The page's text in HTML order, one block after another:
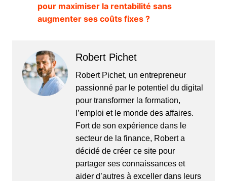
pour maximiser la rentabilité sans
augmenter ses coûts fixes ?
Robert Pichet
Robert Pichet, un entrepreneur
passionné par le potentiel du digital
pour transformer la formation,
l’emploi et le monde des affaires.
Fort de son expérience dans le
secteur de la finance, Robert a
décidé de créer ce site pour
partager ses connaissances et
aider d’autres à exceller dans leurs